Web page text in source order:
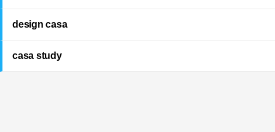
design casa
casa study